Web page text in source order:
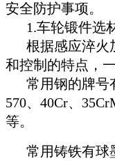
安全防护事项。
1.车轮锻件选
根据感应淬火
和控制的特点，
常用钢的牌号
570、40Cr、
等。
常用铸铁有球